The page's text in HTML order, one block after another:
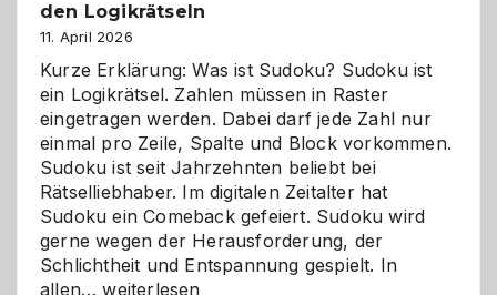
den Logikrätseln
11. April 2026
Kurze Erklärung: Was ist Sudoku? Sudoku ist
ein Logikrätsel. Zahlen müssen in Raster
eingetragen werden. Dabei darf jede Zahl nur
einmal pro Zeile, Spalte und Block vorkommen.
Sudoku ist seit Jahrzehnten beliebt bei
Rätselliebhaber. Im digitalen Zeitalter hat
Sudoku ein Comeback gefeiert. Sudoku wird
gerne wegen der Herausforderung, der
Schlichtheit und Entspannung gespielt. In
allen…Sudoku
weiterlesen